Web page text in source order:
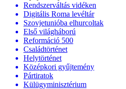
Rendszerváltás vidéken
Digitális Roma levéltár
Szovjetunióba elhurcoltak
Első világháború
Reformáció 500
Családtörténet
Helytörténet
Középkori gyűjtemény
Pártiratok
Külügyminisztérium